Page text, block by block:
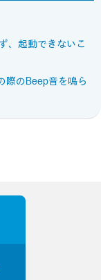
、起動できないこ
際のBeep音を鳴ら